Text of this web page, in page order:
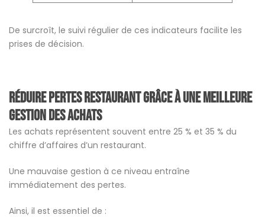
De surcroît, le suivi régulier de ces indicateurs facilite les
prises de décision.
Réduire pertes restaurant grâce à une meilleure
gestion des achats
Les achats représentent souvent entre 25 % et 35 % du
chiffre d’affaires d’un restaurant.
Une mauvaise gestion à ce niveau entraîne
immédiatement des pertes.
Ainsi, il est essentiel de :